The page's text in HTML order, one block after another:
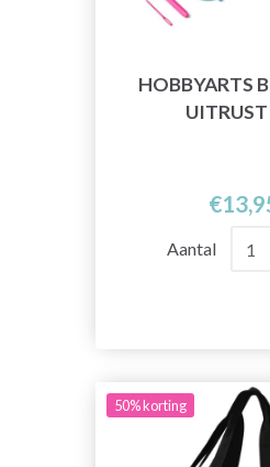
HOBBYARTS
Aantal
50% korting